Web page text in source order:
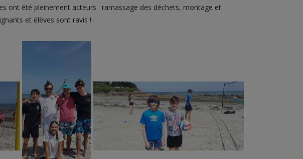
ont été pleinement acteurs : ramassage des déchets, montage et
et élèves sont ravis !